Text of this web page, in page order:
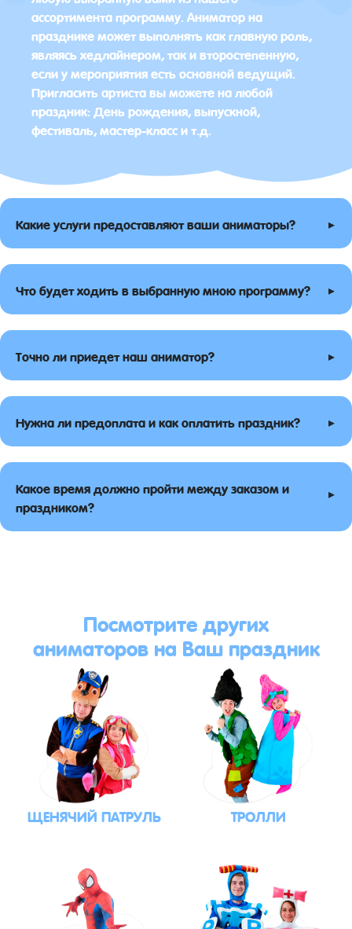
ассортимента программу. Аниматор на
празднике может выполнять как главную роль,
являясь хедлайнером, так и второстепенную,
если у мероприятия есть основной ведущий.
Пригласить артиста вы можете на любой
праздник: День рождения, выпускной,
фестиваль, мастер-класс и т.д.
Какие услуги предоставляют ваши аниматоры? ▸
Что будет ходить в выбранную мною программу? ▸
Точно ли приедет наш аниматор? ▸
Нужна ли предоплата и как оплатить праздник? ▸
Какое время должно пройти между заказом и
праздником?
▸
Посмотрите других
аниматоров на Ваш праздник
ЩЕНЯЧИЙ ПАТРУЛЬ ТРОЛЛИ